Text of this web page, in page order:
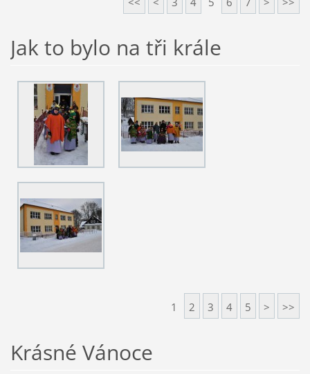
Jak to bylo na tři krále
1 2 3 4 5 > >>
Krásné Vánoce